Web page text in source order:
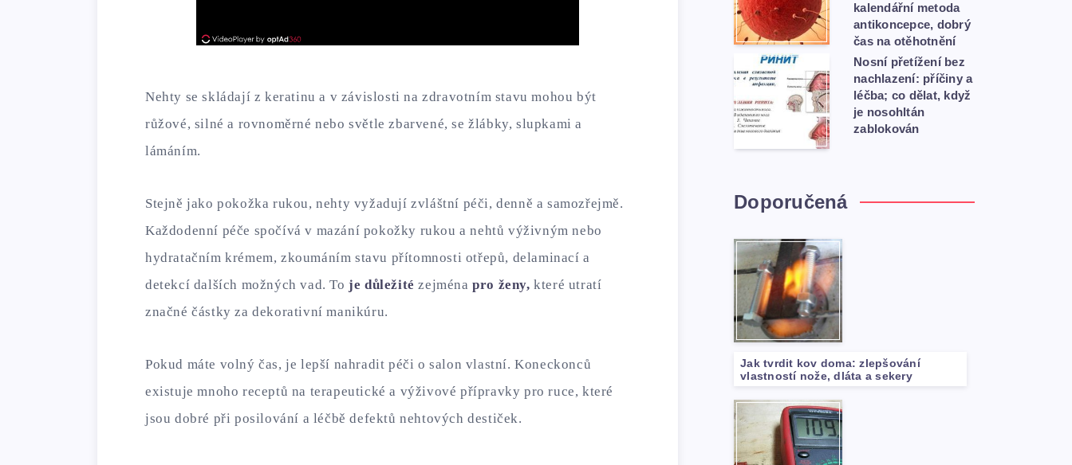
Nehty se skládají z keratinu a v závislosti na zdravotním stavu mohou být
růžové, silné a rovnoměrné nebo světle zbarvené, se žlábky, slupkami a
lámáním.
Stejně jako pokožka rukou, nehty vyžadují zvláštní péči, denně a samozřejmě.
Každodenní péče spočívá v mazání pokožky rukou a nehtů výživným nebo
hydratačním krémem, zkoumáním stavu přítomnosti otřepů, delaminací a
detekcí dalších možných vad. Toje důležité zejménapro ženy, které utratí
značné částky za dekorativní manikúru.
Pokud máte volný čas, je lepší nahradit péči o salon vlastní. Koneckonců
existuje mnoho receptů na terapeutické a výživové přípravky pro ruce, které
jsou dobré při posilování a léčbě defektů nehtových destiček.
kalendářní metoda
antikoncepce, dobrý
čas na otěhotnění
Nosní přetížení bez
nachlazení: příčiny a
léčba; co dělat, když
je nosohltán
zablokován
Doporučená
Jak tvrdit kov doma: zlepšování
vlastností nože, dláta a sekery